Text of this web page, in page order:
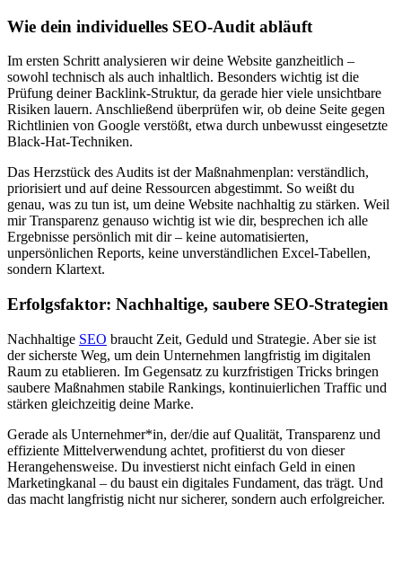
Wie dein individuelles SEO-Audit abläuft
Im ersten Schritt analysieren wir deine Website ganzheitlich –
sowohl technisch als auch inhaltlich. Besonders wichtig ist die
Prüfung deiner Backlink-Struktur, da gerade hier viele unsichtbare
Risiken lauern. Anschließend überprüfen wir, ob deine Seite gegen
Richtlinien von Google verstößt, etwa durch unbewusst eingesetzte
Black-Hat-Techniken.
Das Herzstück des Audits ist der Maßnahmenplan: verständlich,
priorisiert und auf deine Ressourcen abgestimmt. So weißt du
genau, was zu tun ist, um deine Website nachhaltig zu stärken. Weil
mir Transparenz genauso wichtig ist wie dir, besprechen ich alle
Ergebnisse persönlich mit dir – keine automatisierten,
unpersönlichen Reports, keine unverständlichen Excel-Tabellen,
sondern Klartext.
Erfolgsfaktor: Nachhaltige, saubere SEO-Strategien
Nachhaltige SEO braucht Zeit, Geduld und Strategie. Aber sie ist
der sicherste Weg, um dein Unternehmen langfristig im digitalen
Raum zu etablieren. Im Gegensatz zu kurzfristigen Tricks bringen
saubere Maßnahmen stabile Rankings, kontinuierlichen Traffic und
stärken gleichzeitig deine Marke.
Gerade als Unternehmer*in, der/die auf Qualität, Transparenz und
effiziente Mittelverwendung achtet, profitierst du von dieser
Herangehensweise. Du investierst nicht einfach Geld in einen
Marketingkanal – du baust ein digitales Fundament, das trägt. Und
das macht langfristig nicht nur sicherer, sondern auch erfolgreicher.